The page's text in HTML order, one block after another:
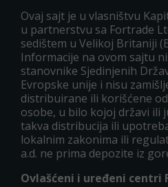
Ovaj sajt je u vlasništvu
u partnerstvu sa Fortrade
sedištem u Velikoj Britaniji
Informacije na ovom sajtu
stanovnike Sjedinjenih
Evropske unije i nisu
distribuirane ili korišćene
osobe, u bilo kojoj državi ili
takva distribucija ili
lokalnim zakonima ili
a.d. ne prima depozite iz
Ovlašćeni i uređeni centri